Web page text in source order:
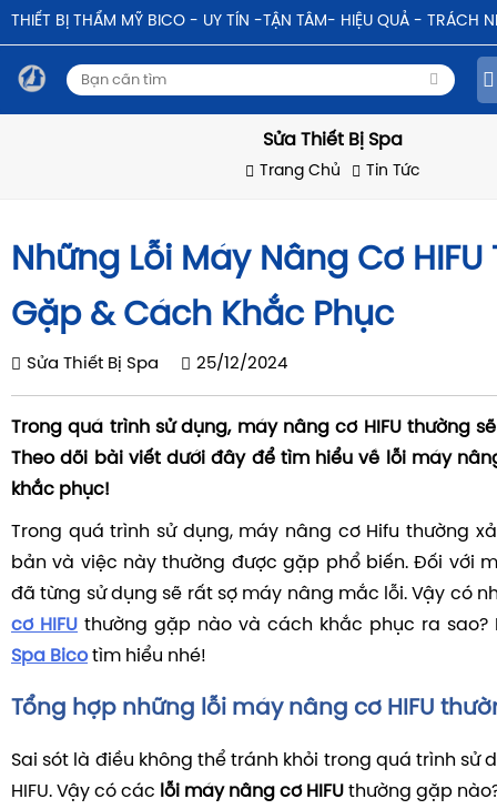
THIẾT BỊ THẨM MỸ BICO - UY TÍN -TẬN TÂM- HIỆU QUẢ - TRÁCH
Sửa Thiết Bị Spa
Trang Chủ Tin Tức
Những Lỗi Máy Nâng Cơ HIFU
Gặp & Cách Khắc Phục
Sửa Thiết Bị Spa 25/12/2024
Trong quá trình sử dụng, máy nâng cơ HIFU thường
Theo dõi bài viết dưới đây để tìm hiểu về lỗi máy
khắc phục!
Trong quá trình sử dụng, máy nâng cơ Hifu thường
bản và việc này thường được gặp phổ biến. Đối với
đã từng sử dụng sẽ rất sợ máy nâng mắc lỗi. Vậy có
cơ HIFU thường gặp nào và cách khắc phục ra
Spa Bicotìm hiểu nhé!
Tổng hợp những lỗi máy nâng cơ HIFU
Sai sót là điều không thể tránh khỏi trong quá trình sử
HIFU. Vậy có các lỗi máy nâng cơ HIFU thường gặp